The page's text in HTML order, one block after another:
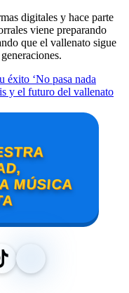
digitales y hace parte
viene preparando
que el vallenato sigue
éxito ‘No pasa nada
y el futuro del vallenato
MÚSICA